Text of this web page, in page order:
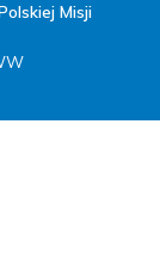
Misji